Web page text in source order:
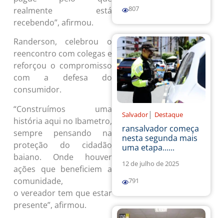
realmente está
recebendo”, afirmou.
Randerson, celebrou o
reencontro com colegas e
reforçou o compromisso
com a defesa do
consumidor.
“Construímos uma
história aqui no Ibametro,
sempre pensando na
proteção do cidadão
baiano. Onde houver
ações que beneficiem a
comunidade,
o vereador tem que estar
presente”, afirmou.
807
Salvador | Destaque
ransalvador começa
nesta segunda mais
uma etapa......
12 de julho de 2025
791